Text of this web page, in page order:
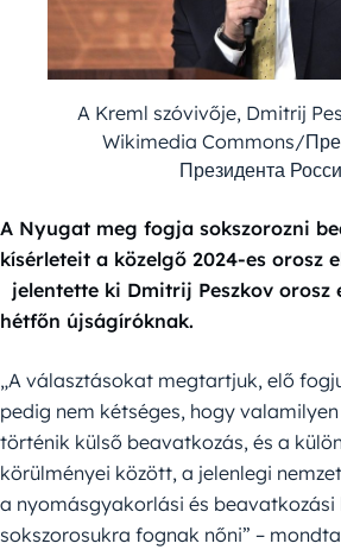
A Kreml szóvivője, Dmitrij
Wikimedia Commons/
Президента
A Nyugat meg fogja sokszorozni
kísérleteit a közelgő 2024-es orosz
jelentette ki Dmitrij Peszkov orosz
hétfőn újságíróknak.
„A választásokat megtartjuk, elő
pedig nem kétséges, hogy
történik külső beavatkozás, és a
körülményei között, a jelenlegi
a nyomásgyakorlási és beavatkozási
sokszorosukra fognak nőni” –